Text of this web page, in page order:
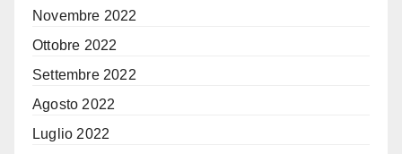
Novembre 2022
Ottobre 2022
Settembre 2022
Agosto 2022
Luglio 2022